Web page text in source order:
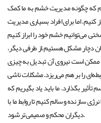
که چگونه مدیریت خشم به ما کمک
اما برای افراد بسیاری مدیریت
می‌توانیم خشم خود را ابراز کنیم
مشکل هستیم.از طرفی دیگر،
است نیروی آن تبدیل به چیزی
را بر هم می‌ریزد.مشکلات ناشی
بگذارد. ما باید یاد بگیریم که
سازنده و سالم کنیم تا روابط ما با
دیگران محکم و صمیمی‌تر شود.